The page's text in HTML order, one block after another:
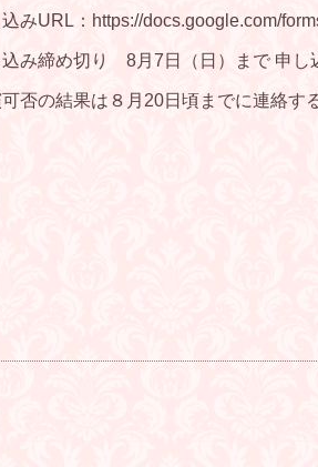
みURL：https://docs.google.com/
み締め切り 8月7日（日）まで 申し
否の結果は８月20日頃までに連絡す